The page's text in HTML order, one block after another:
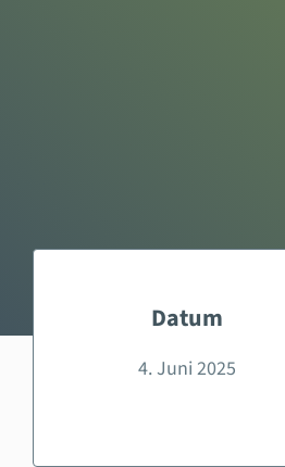
Datum
4. Juni 2025